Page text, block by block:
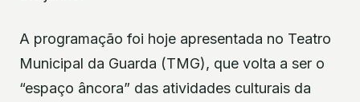
A programação foi hoje apresentada no Teatro
Municipal da Guarda (TMG), que volta a ser o
“espaço âncora” das atividades culturais da